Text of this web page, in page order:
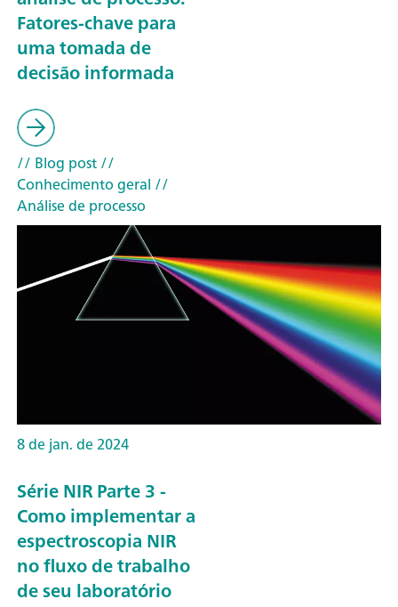
Fatores-chave para
uma tomada de
decisão informada
// Blog post//
Conhecimento geral //
Análise de processo
8 de jan. de 2024
Série NIR Parte 3 -
Como implementar a
espectroscopia NIR
no fluxo de trabalho
de seu laboratório